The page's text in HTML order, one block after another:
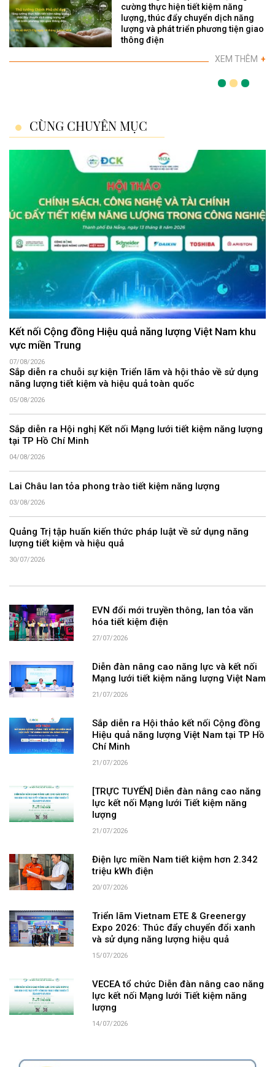
cường thực hiện tiết kiệm năng
lượng, thúc đẩy chuyển dịch năng
lượng và phát triển phương tiện giao
thông điện
XEM THÊM +
CÙNG CHUYÊN MỤC
Kết nối Cộng đồng Hiệu quả năng lượng Việt Nam khu
vực miền Trung
07/08/2026
Sắp diễn ra chuỗi sự kiện Triển lãm và hội thảo về sử dụng
năng lượng tiết kiệm và hiệu quả toàn quốc
05/08/2026
Sắp diễn ra Hội nghị Kết nối Mạng lưới tiết kiệm năng lượng
tại TP Hồ Chí Minh
04/08/2026
Lai Châu lan tỏa phong trào tiết kiệm năng lượng
03/08/2026
Quảng Trị tập huấn kiến thức pháp luật về sử dụng năng
lượng tiết kiệm và hiệu quả
30/07/2026
EVN đổi mới truyền thông, lan tỏa văn
hóa tiết kiệm điện
27/07/2026
Diễn đàn nâng cao năng lực và kết nối
Mạng lưới tiết kiệm năng lượng Việt Nam
21/07/2026
Sắp diễn ra Hội thảo kết nối Cộng đồng
Hiệu quả năng lượng Việt Nam tại TP Hồ
Chí Minh
21/07/2026
[TRỰC TUYẾN] Diễn đàn nâng cao năng
lực kết nối Mạng lưới Tiết kiệm năng
lượng
21/07/2026
Điện lực miền Nam tiết kiệm hơn 2.342
triệu kWh điện
20/07/2026
Triển lãm Vietnam ETE & Greenergy
Expo 2026: Thúc đẩy chuyển đổi xanh
và sử dụng năng lượng hiệu quả
15/07/2026
VECEA tổ chức Diễn đàn nâng cao năng
lực kết nối Mạng lưới Tiết kiệm năng
lượng
14/07/2026